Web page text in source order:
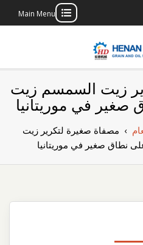
Main Menu
مصنع إنتاج
النباتية
الخاص بك
زيت السمسم زيت
في موريتانيا
› مصفاة صغيرة لتكرير زيت
نطاق صغير في موريتانيا